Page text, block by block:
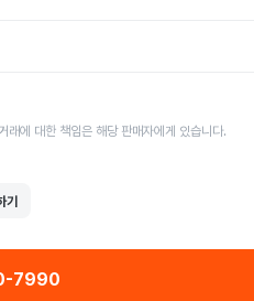
래에 대한 책임은 해당 판매자에게 있습니다.
기
7990